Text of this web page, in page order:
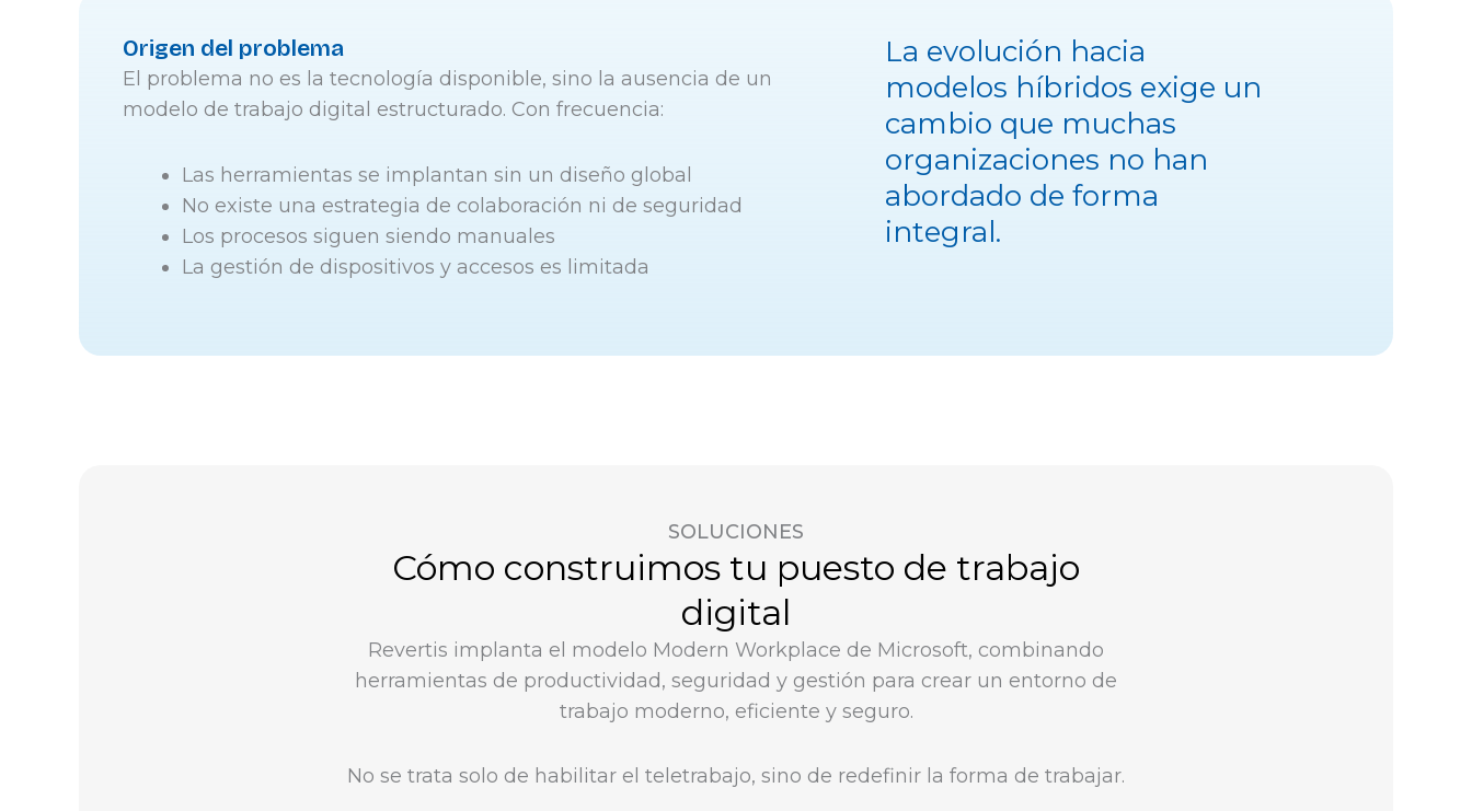
Origen del problema
El problema no es la tecnología disponible, sino la ausencia de un
modelo de trabajo digital estructurado. Con frecuencia:
Las herramientas se implantan sin un diseño global
No existe una estrategia de colaboración ni de seguridad
Los procesos siguen siendo manuales
La gestión de dispositivos y accesos es limitada
La evolución hacia
modelos híbridos exige un
cambio que muchas
organizaciones no han
abordado de forma
integral.
SOLUCIONES
Cómo construimos tu puesto de trabajo
digital
Revertis implanta el modelo Modern Workplace de Microsoft, combinando
herramientas de productividad, seguridad y gestión para crear un entorno de
trabajo moderno, eficiente y seguro.
No se trata solo de habilitar el teletrabajo, sino de redefinir la forma de trabajar.